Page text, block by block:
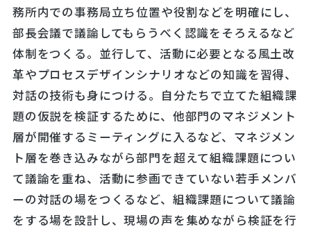
務所内での事務局立ち位置や役割などを明確にし、
部長会議で議論してもらうべく認識をそろえるなど
体制をつくる。並行して、活動に必要となる風土改
革やプロセスデザインシナリオなどの知識を習得、
対話の技術も身につける。自分たちで立てた組織課
題の仮説を検証するために、他部門のマネジメント
層が開催するミーティングに入るなど、マネジメン
ト層を巻き込みながら部門を超えて組織課題につい
て議論を重ね、活動に参画できていない若手メンバ
ーの対話の場をつくるなど、組織課題について議論
をする場を設計し、現場の声を集めながら検証を行